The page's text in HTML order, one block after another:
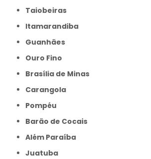
Taiobeiras
Itamarandiba
Guanhães
Ouro Fino
Brasília de Minas
Carangola
Pompéu
Barão de Cocais
Além Paraíba
Juatuba